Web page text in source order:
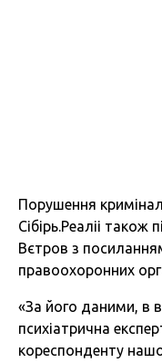
Порушення
Сібірь.Реаліі
Вєтров з
правоохоронних
«За його даними, в
психіатрична
кореспонденту